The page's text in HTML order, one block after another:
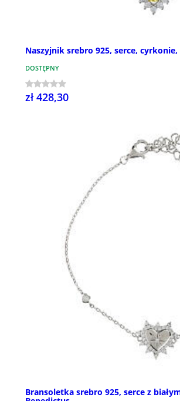
Naszyjnik srebro 925, serce,
DOSTĘPNY
zł 428,30
Bransoletka srebro 925, serce z